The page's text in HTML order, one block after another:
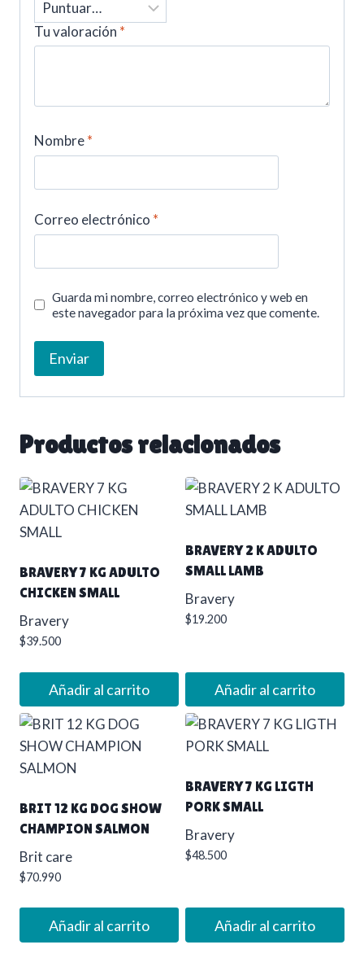
Tu valoración *
Nombre*
Correo electrónico *
Guarda mi nombre, correo electrónico y web en
este navegador para la próxima vez que comente.
Productos relacionados
BRAVERY 7 KG ADULTO
CHICKEN SMALL
Bravery
$39.500
Añadir al carrito
BRAVERY 2 K ADULTO
SMALL LAMB
Bravery
$19.200
Añadir al carrito
BRIT 12 KG DOG SHOW
CHAMPION SALMON
Brit care
$70.990
Añadir al carrito
BRAVERY 7 KG LIGTH
PORK SMALL
Bravery
$48.500
Añadir al carrito